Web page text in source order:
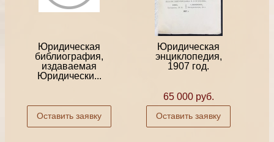
Юридическая
библиография,
издаваемая
Юридически...
Оставить заявку
Юридическая
энциклопедия,
1907 год.
65 000 руб.
Оставить заявку